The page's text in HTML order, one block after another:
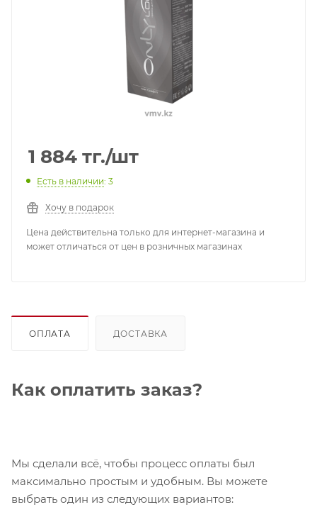
1 884 тг./шт
Есть в наличии: 3
Хочу в подарок
Цена действительна только для интернет-магазина и
может отличаться от цен в розничных магазинах
ОПЛАТА ДОСТАВКА
Как оплатить заказ?
Мы сделали всё, чтобы процесс оплаты был
максимально простым и удобным. Вы можете
выбрать один из следующих вариантов: